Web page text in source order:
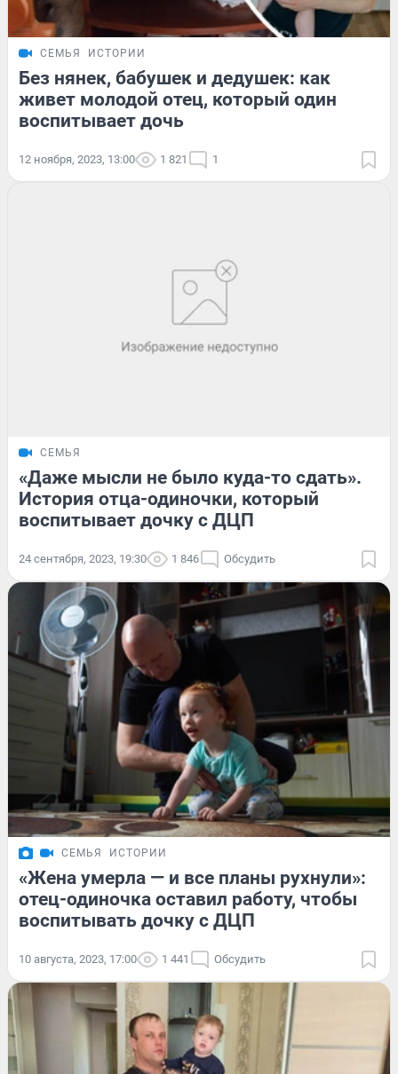
СЕМЬЯ ИСТОРИИ
Без нянек, бабушек и дедушек: как
живет молодой отец, который один
воспитывает дочь
12 ноября, 2023, 13:00 1 821 1
СЕМЬЯ
«Даже мысли не было куда-то сдать».
История отца-одиночки, который
воспитывает дочку с ДЦП
24 сентября, 2023, 19:30 1 846 Обсудить
СЕМЬЯ ИСТОРИИ
«Жена умерла — и все планы рухнули»:
отец-одиночка оставил работу, чтобы
воспитывать дочку с ДЦП
10 августа, 2023, 17:00 1 441 Обсудить